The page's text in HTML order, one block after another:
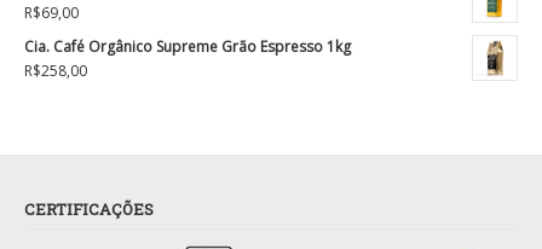
R$69,00
Cia. Café Orgânico Supreme Grão Espresso 1kg
R$258,00
CERTIFICAÇÕES